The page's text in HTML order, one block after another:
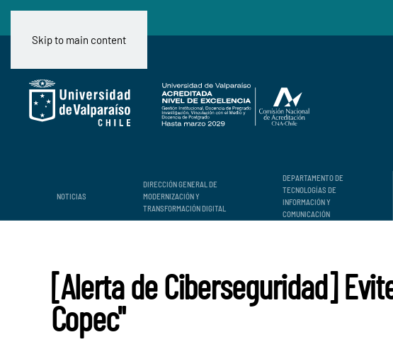
Skip to main content
NOTICIAS
DIRECCIÓN GENERAL DE
MODERNIZACIÓN Y
TRANSFORMACIÓN DIGITAL
DEPARTAMENTO DE
TECNOLOGÍAS DE
INFORMACIÓN Y
COMUNICACIÓN
[Alerta de Ciberseguridad]
Copec"